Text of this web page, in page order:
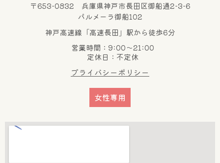
〒653-0832 兵庫県神戸市長田区御船通2-3-6
パルメーラ御船102
神戸高速線「高速長田」駅から徒歩6分
営業時間：9:00～21:00
定休日：不定休
プライバシーポリシー
女性専用